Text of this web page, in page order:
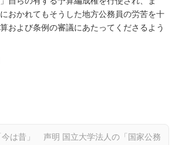
おかれてもそうした地方公務員の労苦を十
および条例の審議にあたってくださるよう
今は昔」 声明 国立大学法人の「国家公務